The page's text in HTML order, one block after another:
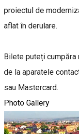
proiectul de
aflat în derulare.
Bilete puteți cumpăra
de la aparatele
sau Mastercard.
Photo Gallery